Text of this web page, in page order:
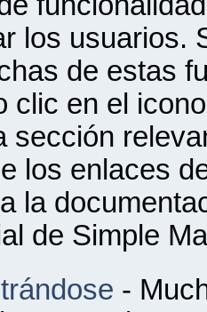
los usuarios.
de estas
clic en el
sección
los enlaces
la
de Simple
-